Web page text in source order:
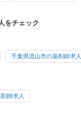
をチェック
千葉県流山市の薬剤師求人
師求人